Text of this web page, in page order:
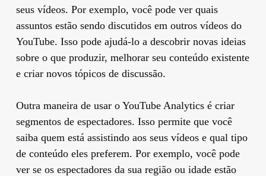
seus vídeos. Por exemplo, você pode ver quais
assuntos estão sendo discutidos em outros vídeos do
YouTube. Isso pode ajudá-lo a descobrir novas ideias
sobre o que produzir, melhorar seu conteúdo existente
e criar novos tópicos de discussão.
Outra maneira de usar o YouTube Analytics é criar
segmentos de espectadores. Isso permite que você
saiba quem está assistindo aos seus vídeos e qual tipo
de conteúdo eles preferem. Por exemplo, você pode
ver se os espectadores da sua região ou idade estão